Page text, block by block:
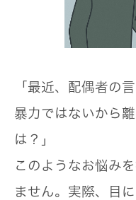
「最近、配偶者の
暴力ではないから
は？」
このようなお悩み
ません。実際、目